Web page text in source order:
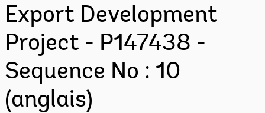
Export Development
Project - P147438 -
Sequence No : 10
(anglais)